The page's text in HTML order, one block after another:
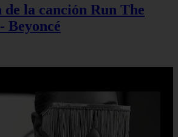
la canción Run The
Beyoncé